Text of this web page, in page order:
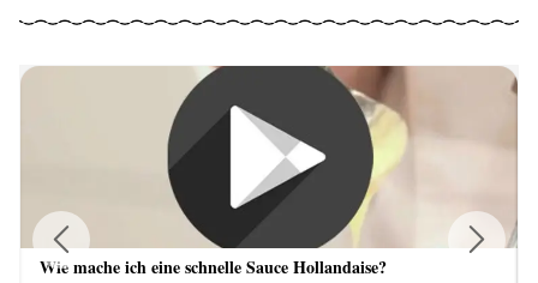
Wie mache ich eine schnelle Sauce Hollandaise?
Previous